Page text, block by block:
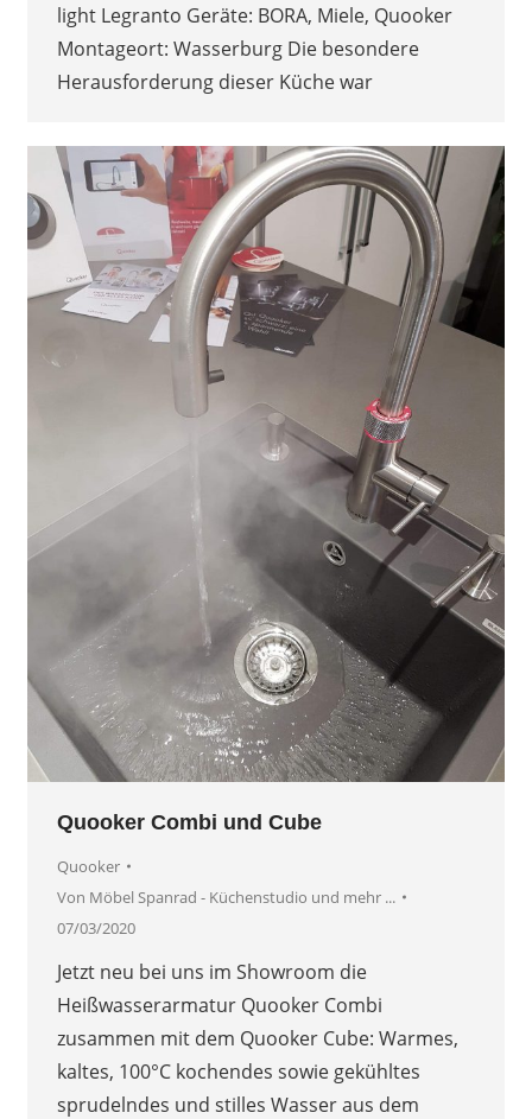
light Legranto Geräte: BORA, Miele, Quooker
Montageort: Wasserburg Die besondere
Herausforderung dieser Küche war
Quooker Combi und Cube
Quooker
Von Möbel Spanrad - Küchenstudio und mehr ...
07/03/2020
Jetzt neu bei uns im Showroom die
Heißwasserarmatur Quooker Combi
zusammen mit dem Quooker Cube: Warmes,
kaltes, 100°C kochendes sowie gekühltes
sprudelndes und stilles Wasser aus dem